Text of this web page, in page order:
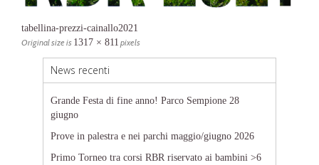
tabellina-prezzi-cainallo2021
Original size is 1317 × 811 pixels
News recenti
Grande Festa di fine anno! Parco Sempione 28
giugno
Prove in palestra e nei parchi maggio/giugno 2026
Primo Torneo tra corsi RBR riservato ai bambini >6